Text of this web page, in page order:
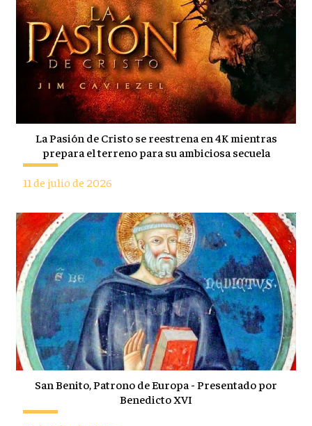
La Pasión de Cristo se reestrena en 4K mientras
prepara el terreno para su ambiciosa secuela
11 de julio de 2026
San Benito, Patrono de Europa - Presentado por
Benedicto XVI